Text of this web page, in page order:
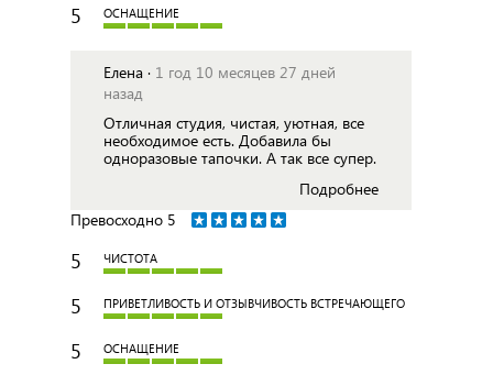
5 ОСНАЩЕНИЕ
Елена · 1 год 10 месяцев 27 дней
назад
Отличная студия, чистая, уютная, все
необходимое есть. Добавила бы
одноразовые тапочки. А так все супер.
Подробнее
Превосходно 5
5 ЧИСТОТА
5 ПРИВЕТЛИВОСТЬ И ОТЗЫВЧИВОСТЬ ВСТРЕЧАЮЩЕГО
5 ОСНАЩЕНИЕ